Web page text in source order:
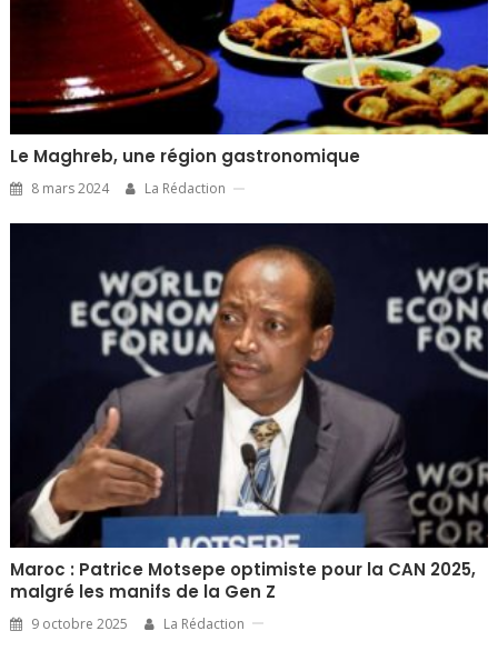
Le Maghreb, une région gastronomique
8 mars 2024 La Rédaction
Maroc : Patrice Motsepe optimiste pour la CAN 2025,
malgré les manifs de la Gen Z
9 octobre 2025 La Rédaction